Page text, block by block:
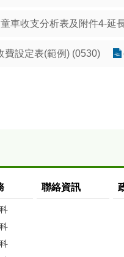
車收支分析表及附件4-延
費設定表(範例) (0530)
聯絡資訊